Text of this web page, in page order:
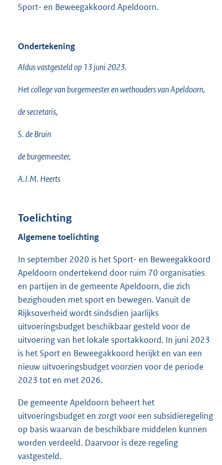
Sport- en Beweegakkoord Apeldoorn.
Ondertekening
Aldus vastgesteld op 13 juni 2023.
Het college van burgemeester en wethouders van Apeldoorn,
de secretaris,
S. de Bruin
de burgemeester,
A.J.M. Heerts
Toelichting
Algemene toelichting
In september 2020 is het Sport- en Beweegakkoord
Apeldoorn ondertekend door ruim 70 organisaties
en partijen in de gemeente Apeldoorn, die zich
bezighouden met sport en bewegen. Vanuit de
Rijksoverheid wordt sindsdien jaarlijks
uitvoeringsbudget beschikbaar gesteld voor de
uitvoering van het lokale sportakkoord. In juni 2023
is het Sport en Beweegakkoord herijkt en van een
nieuw uitvoeringsbudget voorzien voor de periode
2023 tot en met 2026.
De gemeente Apeldoorn beheert het
uitvoeringsbudget en zorgt voor een subsidieregeling
op basis waarvan de beschikbare middelen kunnen
worden verdeeld. Daarvoor is deze regeling
vastgesteld.